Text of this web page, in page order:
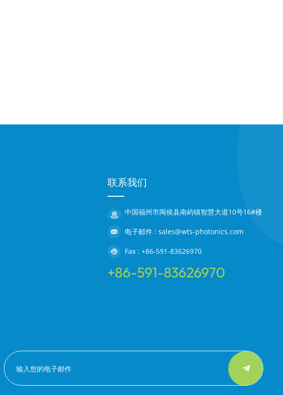
联系我们
中国福州市闽侯县南屿镇智慧大道10号16#楼
电子邮件 : sales@wts-photonics.com
Fax : +86-591-83626970
+86-591-83626970